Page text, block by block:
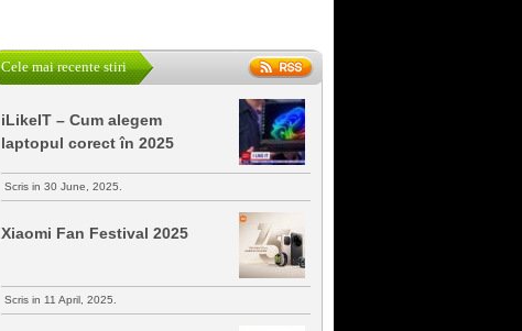
Cele mai recente stiri
iLikeIT – Cum alegem
laptopul corect în 2025
Scris in 30 June, 2025.
Xiaomi Fan Festival 2025
Scris in 11 April, 2025.